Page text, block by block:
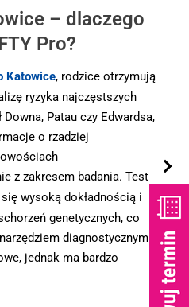
– dlaczego
Pro?
Katowice, rodzice otrzymują
ryzyka najczęstszych
Patau czy Edwardsa,
o rzadziej
z zakresem badania. Test
wysoką dokładnością i
genetycznych, co
diagnostycznym.
jednak ma bardzo